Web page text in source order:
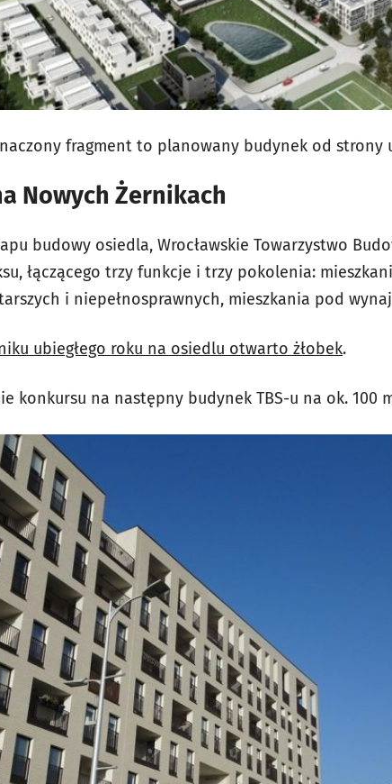
fragment to planowany budynek od strony
Nowych Żernikach
budowy osiedla, Wrocławskie Towarzystwo
łączącego trzy funkcje i trzy pokolenia:
i niepełnosprawnych, mieszkania pod
ubiegłego roku na osiedlu otwarto żłobek.
konkursu na następny budynek TBS-u na ok. 100